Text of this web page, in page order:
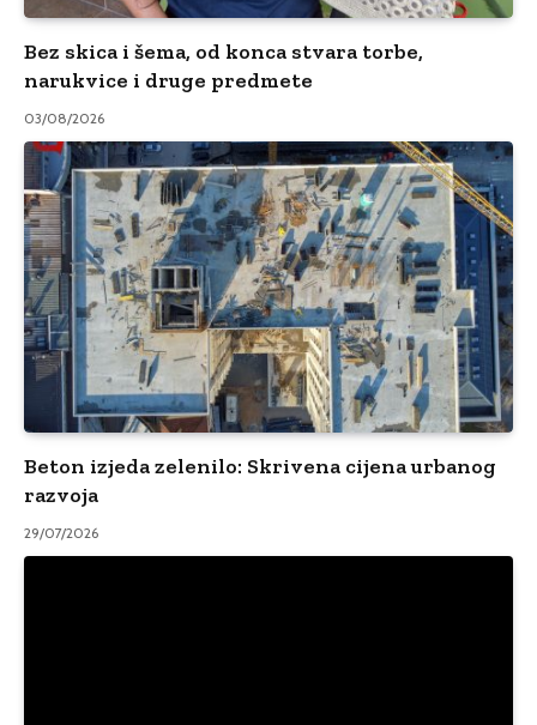
Bez skica i šema, od konca stvara torbe,
narukvice i druge predmete
03/08/2026
Beton izjeda zelenilo: Skrivena cijena urbanog
razvoja
29/07/2026